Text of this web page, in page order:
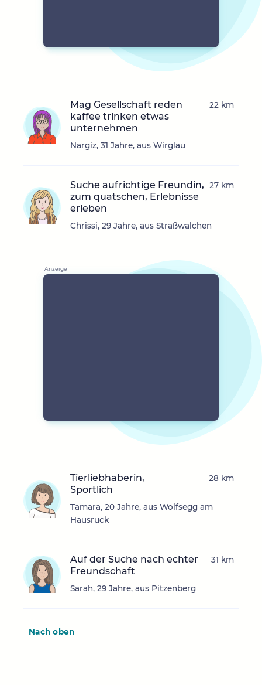
Mag Gesellschaft reden
kaffee trinken etwas
unternehmen
Nargiz, 31 Jahre, aus Wirglau
22 km
Suche aufrichtige Freundin,
zum quatschen, Erlebnisse
erleben
Chrissi, 29 Jahre, aus Straßwalchen
27 km
Tierliebhaberin,
Sportlich
Tamara, 20 Jahre, aus Wolfsegg am
Hausruck
28 km
Auf der Suche nach echter
Freundschaft
Sarah, 29 Jahre, aus Pitzenberg
31 km
Nach oben